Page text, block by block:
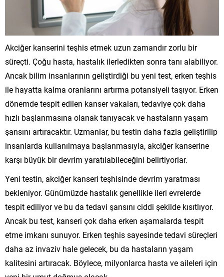
Akciğer kanserini teşhis etmek uzun zamandır zorlu bir
süreçti. Çoğu hasta, hastalık ilerledikten sonra tanı alabiliyor.
Ancak bilim insanlarının geliştirdiği bu yeni test, erken teşhis
ile hayatta kalma oranlarını artırma potansiyeli taşıyor. Erken
dönemde tespit edilen kanser vakaları, tedaviye çok daha
hızlı başlanmasına olanak tanıyacak ve hastaların yaşam
şansını artıracaktır. Uzmanlar, bu testin daha fazla geliştirilip
insanlarda kullanılmaya başlanmasıyla, akciğer kanserine
karşı büyük bir devrim yaratılabileceğini belirtiyorlar.
Yeni testin, akciğer kanseri teşhisinde devrim yaratması
bekleniyor. Günümüzde hastalık genellikle ileri evrelerde
tespit ediliyor ve bu da tedavi şansını ciddi şekilde kısıtlıyor.
Ancak bu test, kanseri çok daha erken aşamalarda tespit
etme imkanı sunuyor. Erken teşhis sayesinde tedavi süreçleri
daha az invaziv hale gelecek, bu da hastaların yaşam
kalitesini artıracak. Böylece, milyonlarca hasta ve aileleri için